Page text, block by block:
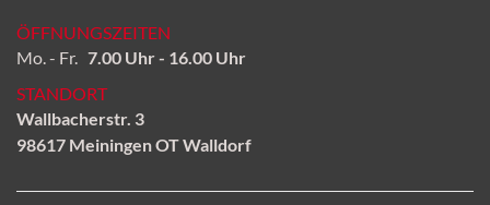
ÖFFNUNGSZEITEN
Mo. - Fr. 7.00 Uhr - 16.00 Uhr
STANDORT
Wallbacherstr. 3
98617 Meiningen OT Walldorf